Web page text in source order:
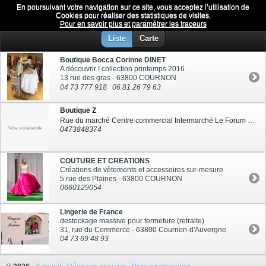
En poursuivant votre navigation sur ce site, vous acceptez l’utilisation de
Cookies pour réaliser des statistiques de visites.
Pour en savoir plus et paramétrer les traceurs
Textile Menu
Liste Carte
Boutique Bocca Corinne DINET
A découvrir ! collection printemps 2016
13 rue des gras - 63800 COURNON
04 73 777 918
06 81 26 79 63
Boutique Z
0473848374
COUTURE ET CREATIONS
Créations de vêtements et accessoires sur-mesure
5 rue des Plaines - 63800 COURNON
0660129054
Lingerie de France
destockage massive pour fermeture (retraite)
31, rue du Commerce - 63800 Cournon-d'Auvergne
04 73 69 48 93